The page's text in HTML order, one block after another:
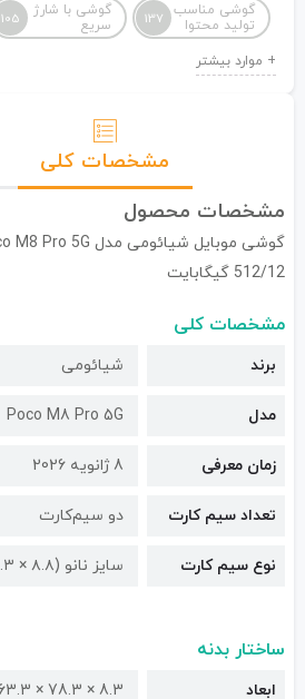
گوشی مناسب
تولید محتوا
137
گوشی با شارژ
سریع
105
مشخصات کلی
مشخصات محصول
512/12 گیگابایت
مشخصات کلی
برند شیائومی
مدل Poco M8 Pro 5G
زمان معرفی 8 ژانویه 2026
تعداد سیم کارت دو سیم‌کارت
نوع سیم کارت سایز نانو (۸.۸ × ۱۲.۳ میلی‌متر)
ساختار بدنه
ابعاد 8.3 × 78.3 × 163.3 میلی‌متر